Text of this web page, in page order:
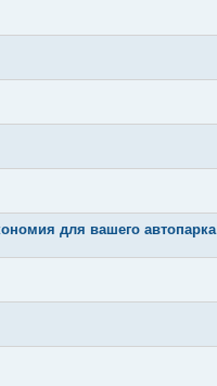
для вашего автопарка